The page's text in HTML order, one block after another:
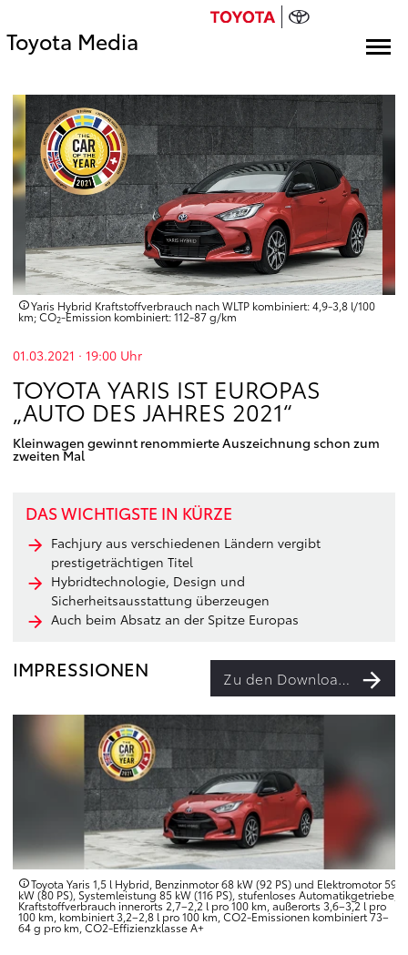
Toyota Media
Yaris Hybrid Kraftstoffverbrauch nach WLTP kombiniert: 4,9-3,8 l/100
km; CO2-Emission kombiniert: 112-87 g/km
01.03.2021 · 19:00 Uhr
TOYOTA YARIS IST EUROPAS
„AUTO DES JAHRES 2021“
Kleinwagen gewinnt renommierte Auszeichnung schon zum
zweiten Mal
DAS WICHTIGSTE IN KÜRZE
Fachjury aus verschiedenen Ländern vergibt
prestigeträchtigen Titel
Hybridtechnologie, Design und
Sicherheitsausstattung überzeugen
Auch beim Absatz an der Spitze Europas
IMPRESSIONEN Zu den Downloads
Toyota Yaris 1,5 l Hybrid, Benzinmotor 68 kW (92 PS) und Elektromotor 59
kW (80 PS), Systemleistung 85 kW (116 PS), stufenloses Automatikgetriebe,
Kraftstoffverbrauch innerorts 2,7–2,2 l pro 100 km, außerorts 3,6–3,2 l pro
100 km, kombiniert 3,2–2,8 l pro 100 km, CO2-Emissionen kombiniert 73–
64 g pro km, CO2-Effizienzklasse A+